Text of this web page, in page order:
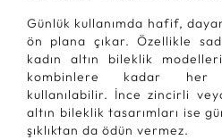
Günlük kullanımda hafif,
ön plana çıkar. Özellikle
kadın altın bileklik
kombinlere kadar her
kullanılabilir. İnce zincirli
altın bileklik tasarımları ise
şıklıktan da ödün vermez.